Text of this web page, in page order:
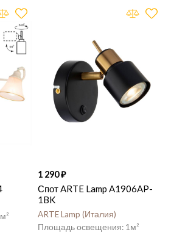
1 290
Спот ARTE Lamp A1906AP-
1BK
ARTE Lamp Италия
1